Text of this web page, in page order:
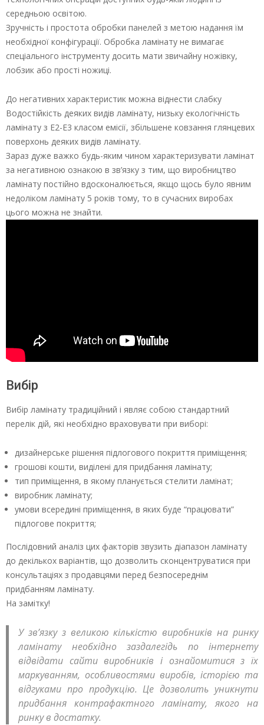
середньою освітою.
Зручність і простота обробки панелей з метою надання їм
необхідної конфігурації. Обробка ламінату не вимагає
спеціального інструменту досить мати звичайну ножівку,
лобзик або прості ножиці.
До негативних характеристик можна віднести слабку
Водостійкість деяких видів ламінату, низьку екологічність
ламінату з Е2-Е3 класом емісії, збільшене ковзання глянцевих
поверхонь деяких видів ламінату.
Зараз дуже важко будь-яким чином характеризувати ламінат
за негативною ознакою в зв’язку з тим, що виробництво
ламінату постійно вдосконалюється, якщо щось було явним
недоліком ламінату 5 років тому, то в сучасних виробах
цього можна не знайти.
Вибір
Вибір ламінату традиційний і являє собою стандартний
перелік дій, які необхідно враховувати при виборі:
дизайнерське рішення підлогового покриття приміщення;
грошові кошти, виділені для придбання ламінату;
тип приміщення, в якому планується стелити ламінат;
виробник ламінату;
умови всередині приміщення, в яких буде “працювати”
підлогове покриття;
Послідовний аналіз цих факторів звузить діапазон ламінату
до декількох варіантів, що дозволить сконцентруватися при
консультаціях з продавцями перед безпосереднім
придбанням ламінату.
На замітку!
У зв’язку з великою кількістю виробників на ринку
ламінату необхідно заздалегідь по інтернету
відвідати сайти виробників і ознайомитися з їх
маркуванням, особливостями виробів, історією та
відгуками про продукцію. Це дозволить уникнути
придбання контрафактного ламінату, якого на
ринку в достатку.